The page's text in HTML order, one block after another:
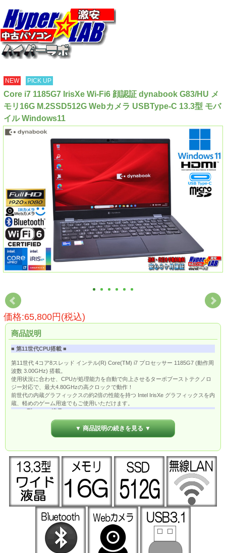
NEW PICK UP
Core i7 1185G7 IrisXe Wi-Fi6 顔認証 dynabook G83/HU メ
モリ16G M.2SSD512G Webカメラ USBType-C 13.3型 モバ
イル Windows11
価格:65,800円(税込)
商品説明
■ 第11世代CPU搭載 ■
第11世代 4コア8スレッド インテル(R) Core(TM) i7 プロセッサー 1185G7 (動作周
波数 3.00GHz) 搭載。
使用状況に合わせ、CPUが処理能力を自動で向上させるターボブーストテクノロ
ジー対応で、最大4.80GHzの高クロックで動作！
前世代の内蔵グラフィックスの約2倍の性能を持つ Intel IrisXe グラフィックスを内
蔵、軽めのゲーム用途でもご使用いただけます。
■ 13.3型フルHD液晶 ■
13.3型 FHD 広視野角 TFTカラー LED液晶 (ノングレア 省電力LEDバックライト
1,920×1,080ドット) 搭載。
■ 高速ワイヤレスLAN搭載 ■
高速無線LAN規格「IEEE802.11ax (Wi-Fi 6)」に対応したワイヤレスLAN搭載なの
で、ワイヤレスでも高速なネット通信が可能です。
Bluetooth搭載ですのでヘッドホンやマウスなどの対応したBluetooth機器がワイヤ
レスで接続できます。
■ Windows 11 搭載 ■
OSは Windows 11 Pro 64bit 導入済み。届いてすぐにWindows11をご使用いただけ
■ オススメのポイント ■
液晶カバー部とベース部には、薄くても衝撃に強く壊れにくいマグネシウム合金
プレス品を採用、軽量化と堅牢性を両立します。
▼ 商品説明の続きを見る ▼